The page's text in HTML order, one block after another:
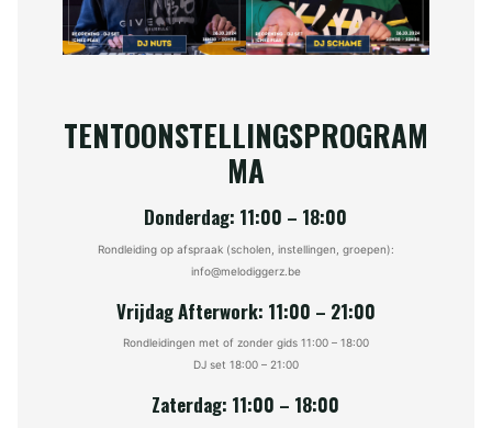
TENTOONSTELLINGSPROGRAM
MA
Donderdag: 11:00 – 18:00
Rondleiding op afspraak (scholen, instellingen, groepen):
info@melodiggerz.be
Vrijdag Afterwork: 11:00 – 21:00
Rondleidingen met of zonder gids 11:00 – 18:00
DJ set 18:00 – 21:00
Zaterdag: 11:00 – 18:00